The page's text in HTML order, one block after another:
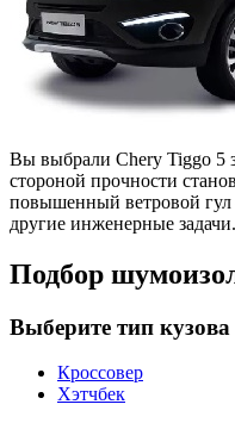
Вы выбрали Chery Tiggo 5
стороной прочности
повышенный ветровой гул
другие инженерные задачи.
Подбор
Выберите тип кузова
Кроссовер
Хэтчбек